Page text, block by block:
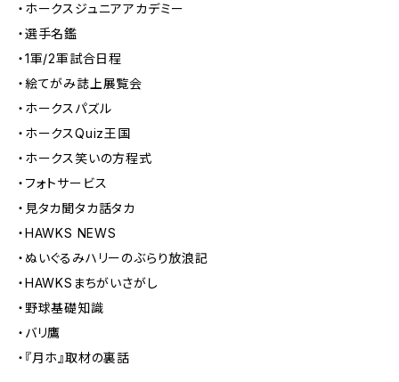
・ホークスジュニアアカデミー
・選手名鑑
・1軍/2軍試合日程
・絵てがみ誌上展覧会
・ホークスパズル
・ホークスQuiz王国
・ホークス笑いの方程式
・フォトサービス
・見タカ聞タカ話タカ
・HAWKS NEWS
・ぬいぐるみハリーのぶらり放浪記
・HAWKSまちがいさがし
・野球基礎知識
・バリ鷹
・『月ホ』取材の裏話